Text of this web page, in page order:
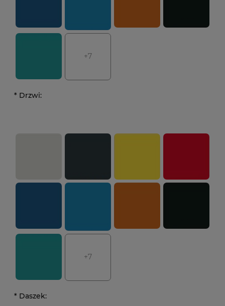
+7
* Drzwi:
+7
* Daszek: